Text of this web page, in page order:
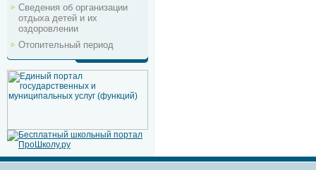
Сведения об организации
отдыха детей и их
оздоровлении
Отопительный период